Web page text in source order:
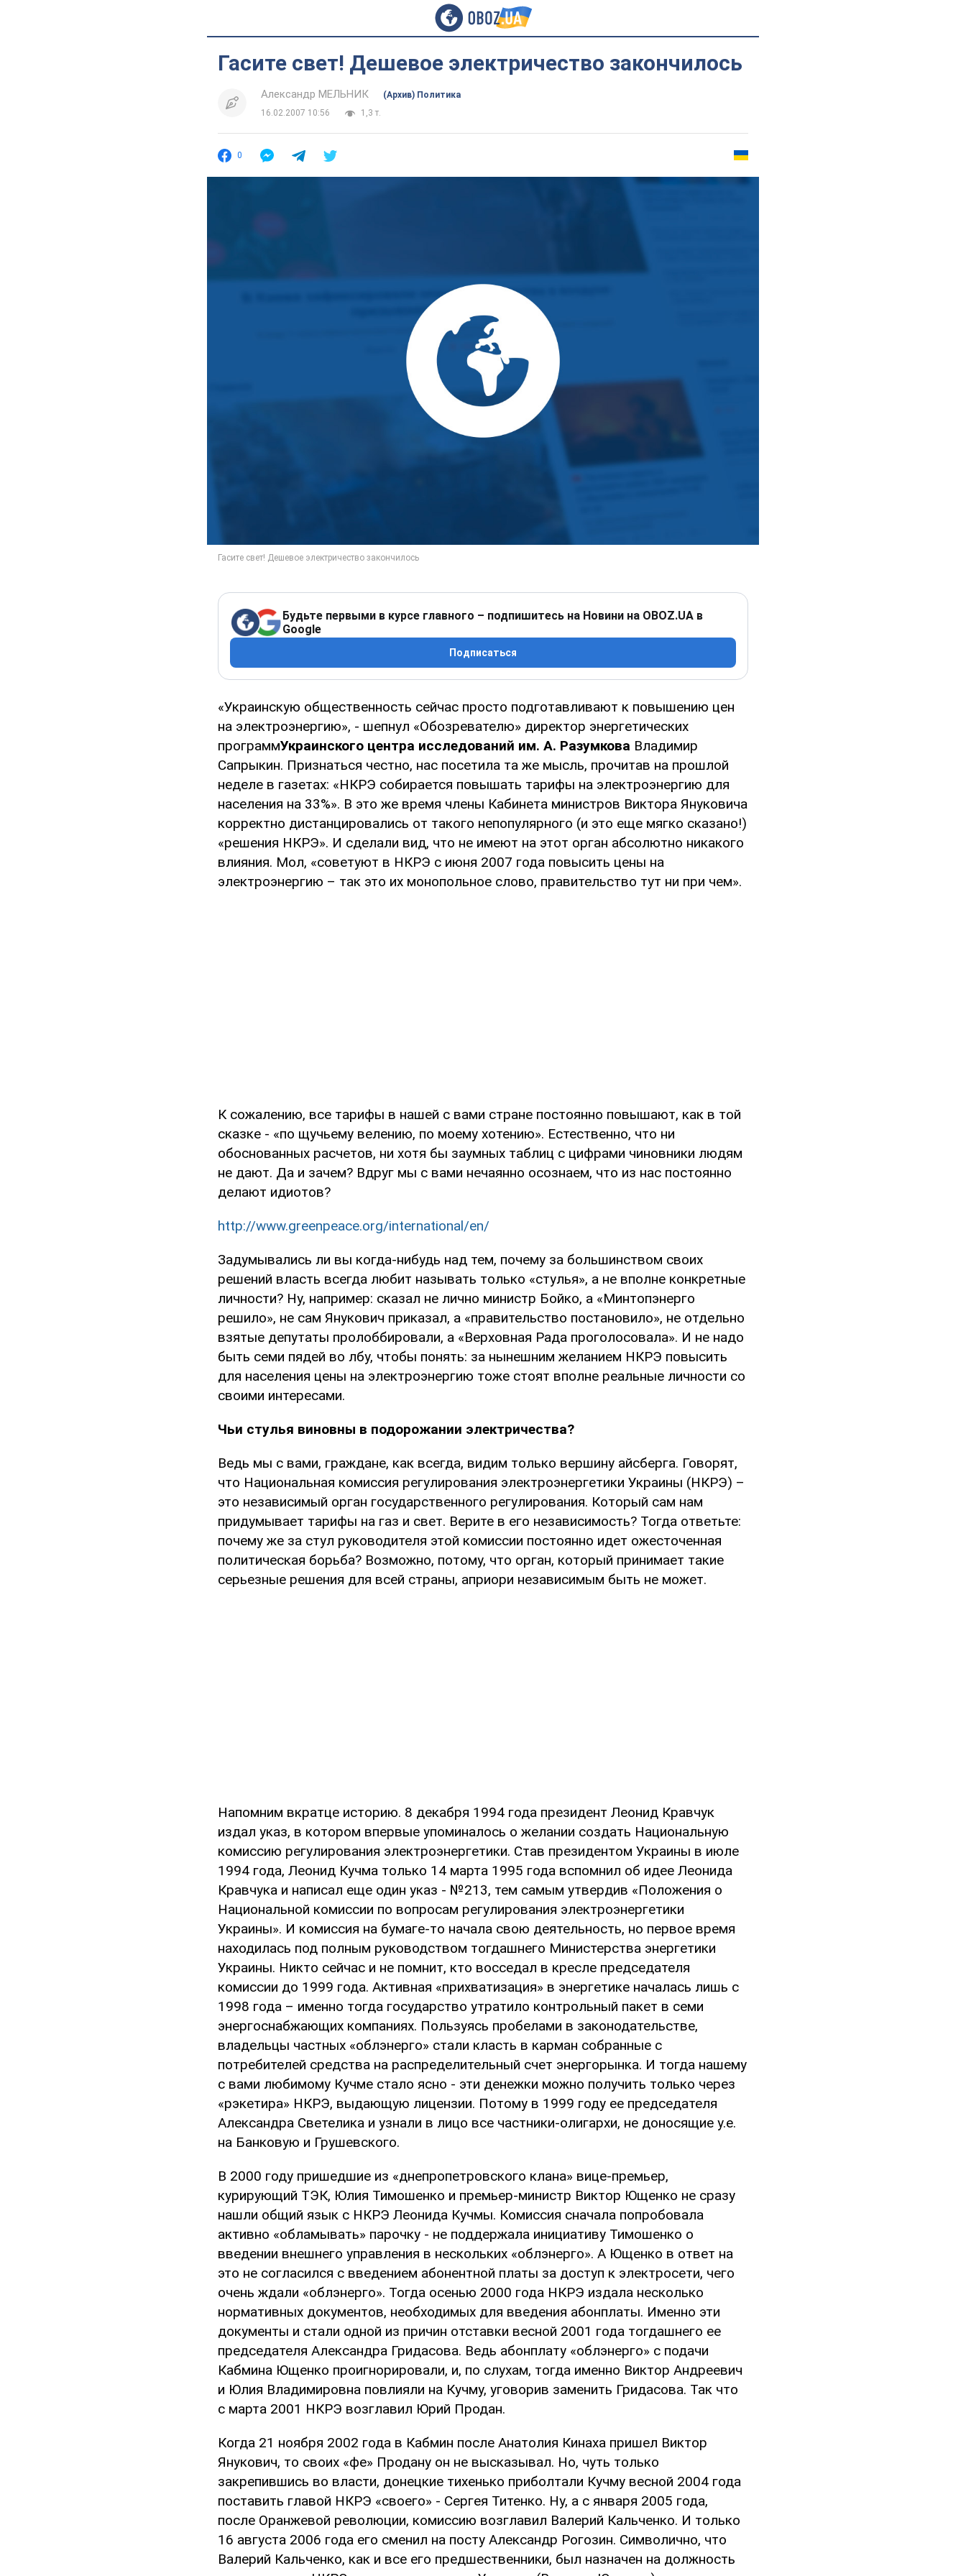
Гасите свет! Дешевое электричество закончилось
Александр МЕЛЬНИК
(Архив) Политика
16.02.2007 10:56
1,3 т.
0
Будьте первыми в курсе главного – подпишитесь на Новини на OBOZ.UA в
Google
Подписаться
«Украинскую общественность сейчас просто подготавливают к повышению цен
на электроэнергию», - шепнул «Обозревателю» директор энергетических
программУкраинского центра исследований им. А. Разумкова Владимир
Сапрыкин. Признаться честно, нас посетила та же мысль, прочитав на прошлой
неделе в газетах: «НКРЭ собирается повышать тарифы на электроэнергию для
населения на 33%». В это же время члены Кабинета министров Виктора Януковича
корректно дистанцировались от такого непопулярного (и это еще мягко сказано!)
«решения НКРЭ». И сделали вид, что не имеют на этот орган абсолютно никакого
влияния. Мол, «советуют в НКРЭ с июня 2007 года повысить цены на
электроэнергию – так это их монопольное слово, правительство тут ни при чем».
К сожалению, все тарифы в нашей с вами стране постоянно повышают, как в той
сказке - «по щучьему велению, по моему хотению». Естественно, что ни
обоснованных расчетов, ни хотя бы заумных таблиц с цифрами чиновники людям
не дают. Да и зачем? Вдруг мы с вами нечаянно осознаем, что из нас постоянно
делают идиотов?
http://www.greenpeace.org/international/en/
Задумывались ли вы когда-нибудь над тем, почему за большинством своих
решений власть всегда любит называть только «стулья», а не вполне конкретные
личности? Ну, например: сказал не лично министр Бойко, а «Минтопэнерго
решило», не сам Янукович приказал, а «правительство постановило», не отдельно
взятые депутаты пролоббировали, а «Верховная Рада проголосовала». И не надо
быть семи пядей во лбу, чтобы понять: за нынешним желанием НКРЭ повысить
для населения цены на электроэнергию тоже стоят вполне реальные личности со
своими интересами.
Чьи стулья виновны в подорожании электричества?
Ведь мы с вами, граждане, как всегда, видим только вершину айсберга. Говорят,
что Национальная комиссия регулирования электроэнергетики Украины (НКРЭ) –
это независимый орган государственного регулирования. Который сам нам
придумывает тарифы на газ и свет. Верите в его независимость? Тогда ответьте:
почему же за стул руководителя этой комиссии постоянно идет ожесточенная
политическая борьба? Возможно, потому, что орган, который принимает такие
серьезные решения для всей страны, априори независимым быть не может.
Напомним вкратце историю. 8 декабря 1994 года президент Леонид Кравчук
издал указ, в котором впервые упоминалось о желании создать Национальную
комиссию регулирования электроэнергетики. Став президентом Украины в июле
1994 года, Леонид Кучма только 14 марта 1995 года вспомнил об идее Леонида
Кравчука и написал еще один указ - №213, тем самым утвердив «Положения о
Национальной комиссии по вопросам регулирования электроэнергетики
Украины». И комиссия на бумаге-то начала свою деятельность, но первое время
находилась под полным руководством тогдашнего Министерства энергетики
Украины. Никто сейчас и не помнит, кто восседал в кресле председателя
комиссии до 1999 года. Активная «прихватизация» в энергетике началась лишь с
1998 года – именно тогда государство утратило контрольный пакет в семи
энергоснабжающих компаниях. Пользуясь пробелами в законодательстве,
владельцы частных «облэнерго» стали класть в карман собранные с
потребителей средства на распределительный счет энергорынка. И тогда нашему
с вами любимому Кучме стало ясно - эти денежки можно получить только через
«рэкетира» НКРЭ, выдающую лицензии. Потому в 1999 году ее председателя
Александра Светелика и узнали в лицо все частники-олигархи, не доносящие у.е.
на Банковую и Грушевского.
В 2000 году пришедшие из «днепропетровского клана» вице-премьер,
курирующий ТЭК, Юлия Тимошенко и премьер-министр Виктор Ющенко не сразу
нашли общий язык с НКРЭ Леонида Кучмы. Комиссия сначала попробовала
активно «обламывать» парочку - не поддержала инициативу Тимошенко о
введении внешнего управления в нескольких «облэнерго». А Ющенко в ответ на
это не согласился с введением абонентной платы за доступ к электросети, чего
очень ждали «облэнерго». Тогда осенью 2000 года НКРЭ издала несколько
нормативных документов, необходимых для введения абонплаты. Именно эти
документы и стали одной из причин отставки весной 2001 года тогдашнего ее
председателя Александра Гридасова. Ведь абонплату «облэнерго» с подачи
Кабмина Ющенко проигнорировали, и, по слухам, тогда именно Виктор Андреевич
и Юлия Владимировна повлияли на Кучму, уговорив заменить Гридасова. Так что
с марта 2001 НКРЭ возглавил Юрий Продан.
Когда 21 ноября 2002 года в Кабмин после Анатолия Кинаха пришел Виктор
Янукович, то своих «фе» Продану он не высказывал. Но, чуть только
закрепившись во власти, донецкие тихенько приболтали Кучму весной 2004 года
поставить главой НКРЭ «своего» - Сергея Титенко. Ну, а с января 2005 года,
после Оранжевой революции, комиссию возглавил Валерий Кальченко. И только
16 августа 2006 года его сменил на посту Александр Рогозин. Символично, что
Валерий Кальченко, как и все его предшественники, был назначен на должность